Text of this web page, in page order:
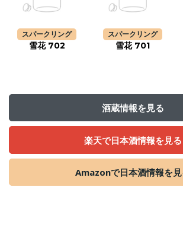
スパークリング
雪花 702
スパークリング
雪花 701
酒蔵情報を見る
楽天で日本酒情報を見る
Amazonで日本酒情報を